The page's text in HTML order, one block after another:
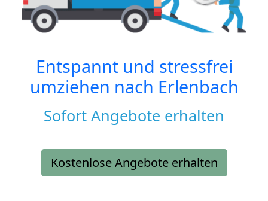
Entspannt und stressfrei
umziehen nach Erlenbach
Sofort Angebote erhalten
Kostenlose Angebote erhalten